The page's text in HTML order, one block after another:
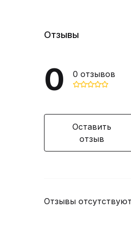
Отзывы
0 0 отзывов
Оставить
отзыв
Отзывы отсутствуют